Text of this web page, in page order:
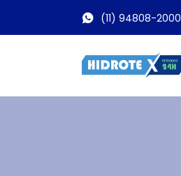
(11) 94808-2000